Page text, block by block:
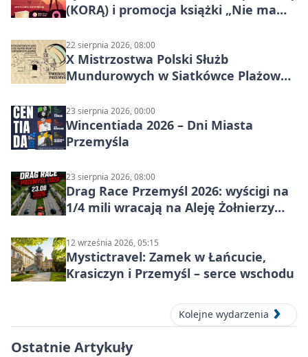
(KORĄ) i promocja książki „Nie mam
22 sierpnia 2026, 08:00
X Mistrzostwa Polski Służb
Mundurowych w Siatkówce Plażowej
23 sierpnia 2026, 00:00
Wincentiada 2026 – Dni Miasta
Przemyśla
23 sierpnia 2026, 08:00
Drag Race Przemyśl 2026: wyścigi na
1/4 mili wracają na Aleję Żołnierzy
12 września 2026, 05:15
Mystictravel: Zamek w Łańcucie,
Krasiczyn i Przemyśl – serce wschodu
Kolejne wydarzenia
Ostatnie Artykuły